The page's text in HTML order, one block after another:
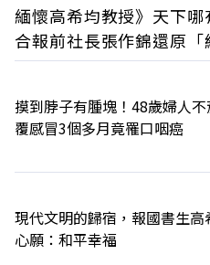
緬懷高希均教授》天下
合報前社長張作錦還原
摸到脖子有腫塊！48歲婦人
覆感冒3個多月竟罹口咽癌
現代文明的歸宿，報國書生高
心願：和平幸福